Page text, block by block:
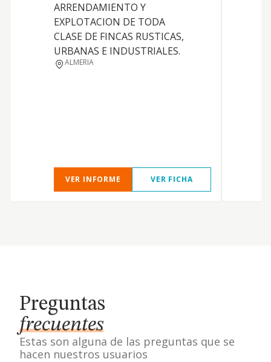
ARRENDAMIENTO Y
EXPLOTACION DE TODA
CLASE DE FINCAS RUSTICAS,
URBANAS E INDUSTRIALES.
ALMERIA
VER INFORME VER FICHA
Preguntas
frecuentes
Estas son alguna de las preguntas que se
hacen nuestros usuarios